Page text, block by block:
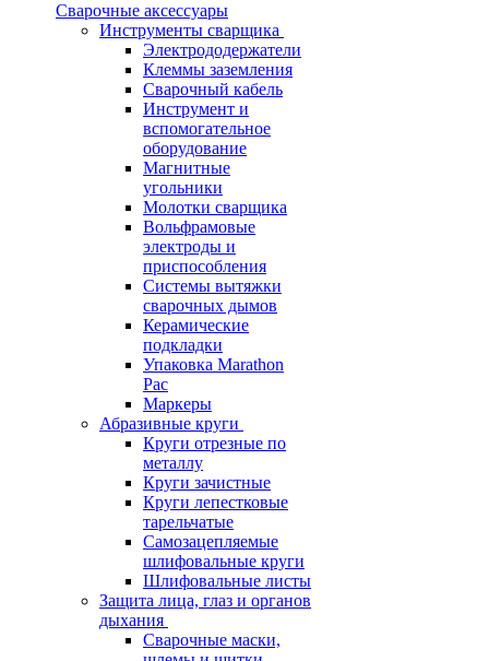
Сварочные аксессуары
Инструменты сварщика
Электрододержатели
Клеммы заземления
Сварочный кабель
Инструмент и
вспомогательное
оборудование
Магнитные
угольники
Молотки сварщика
Вольфрамовые
электроды и
приспособления
Системы вытяжки
сварочных дымов
Керамические
подкладки
Упаковка Marathon
Pac
Маркеры
Абразивные круги
Круги отрезные по
металлу
Круги зачистные
Круги лепестковые
тарельчатые
Самозацепляемые
шлифовальные круги
Шлифовальные листы
Защита лица, глаз и органов
дыхания
Сварочные маски,